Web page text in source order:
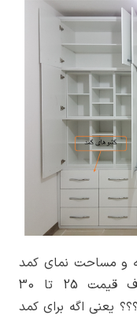
و مساحت نمای کمد
دیواری میتوانند باعث ایجاد اختلاف قیمت 25 تا 30
یعنی اگه برای کمد